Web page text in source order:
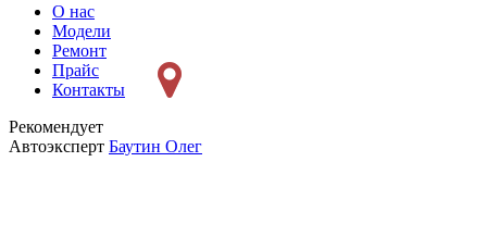
О нас
Модели
Ремонт
Прайс
Контакты
Рекомендует
Автоэксперт Баутин Олег